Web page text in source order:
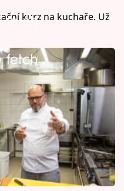
fetchkurz na kuchaře. Už
fetch